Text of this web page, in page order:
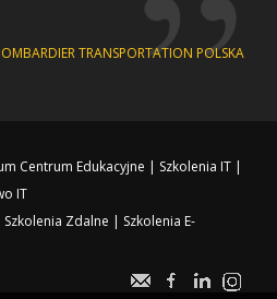
TRANSPORTATION POLSKA
Centrum Edukacyjne | Szkolenia IT |
IT
Szkolenia Zdalne | Szkolenia E-